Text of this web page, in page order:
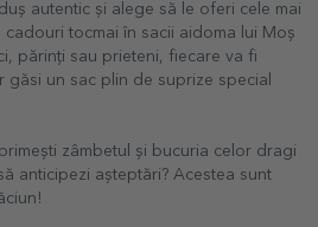
autentic și alege să le oferi cele mai
tocmai în sacii aidoma lui Moș
părinți sau prieteni, fiecare va fi
un sac plin de suprize special
zâmbetul și bucuria celor dragi
anticipezi așteptări? Acestea sunt